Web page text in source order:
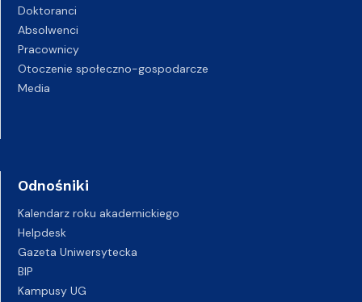
Doktoranci
Absolwenci
Pracownicy
Otoczenie społeczno-gospodarcze
Media
Odnośniki
Kalendarz roku akademickiego
Helpdesk
Gazeta Uniwersytecka
BIP
Kampusy UG